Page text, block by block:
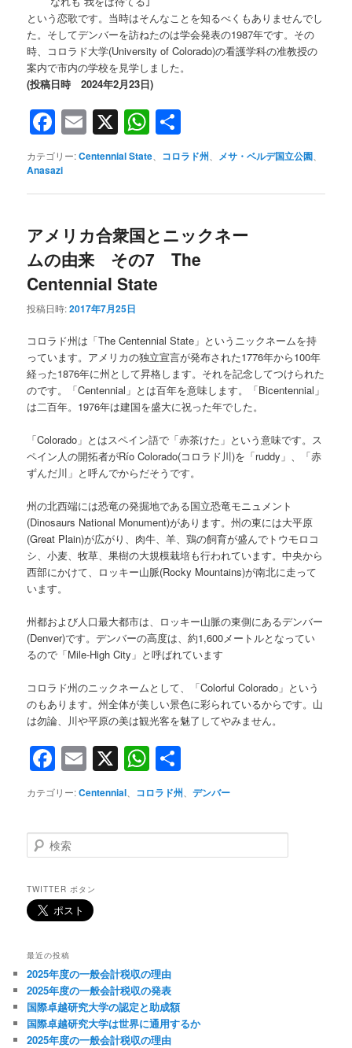
という恋歌です。当時はそんなことを知るべくもありませんでし
た。そしてデンバーを訪ねたのは学会発表の1987年です。その
時、コロラド大学(University of Colorado)の看護学科の准教授の
案内で市内の学校を見学しました。
(投稿日時 2024年2月23日)
Facebook
Email
X WhatsApp
有
カテゴリー:Centennial State コロラド州 メサ・ベルデ国立公園
Anasazi
アメリカ合衆国とニックネー
ムの由来 その7 The
Centennial State
投稿日時:2017年7月25日
コロラド州は「The Centennial State」というニックネームを持
っています。アメリカの独立宣言が発布された1776年から100年
経った1876年に州として昇格します。それを記念してつけられた
のです。「Centennial」とは百年を意味します。「Bicentennial」
は二百年。1976年は建国を盛大に祝った年でした。
「Colorado」とはスペイン語で「赤茶けた」という意味です。ス
ペイン人の開拓者がRío Colorado(コロラド川)を「ruddy」、「赤
ずんだ川」と呼んでからだそうです。
州の北西端には恐竜の発掘地である国立恐竜モニュメント
(Dinosaurs National Monument)があります。州の東には大平原
(Great Plain)が広がり、肉牛、羊、鶏の飼育が盛んでトウモロコ
シ、小麦、牧草、果樹の大規模栽培も行われています。中央から
西部にかけて、ロッキー山脈(Rocky Mountains)が南北に走って
います。
州都および人口最大都市は、ロッキー山脈の東側にあるデンバー
(Denver)です。デンバーの高度は、約1,600メートルとなってい
るので「Mile-High City」と呼ばれています
コロラド州のニックネームとして、「Colorful Colorado」という
のもあります。州全体が美しい景色に彩られているからです。山
は勿論、川や平原の美は観光客を魅了してやみません。
Facebook
Email
X WhatsApp
有
カテゴリー:Centennial コロラド州 、デンバー
検
索
TWITTER ボタン
最近の投稿
2025年度の一般会計税収の理由
2025年度の一般会計税収の発表
国際卓越研究大学の認定と助成額
国際卓越研究大学は世界に通用するか
2025年度の一般会計税収の理由